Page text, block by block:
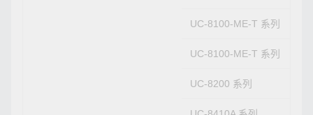
UC-8100-ME-T 系列
UC-8100-ME-T 系列
UC-8200 系列